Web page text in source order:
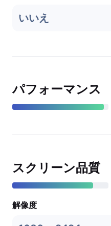
いいえ
パフォーマンス
スクリーン品質
解像度